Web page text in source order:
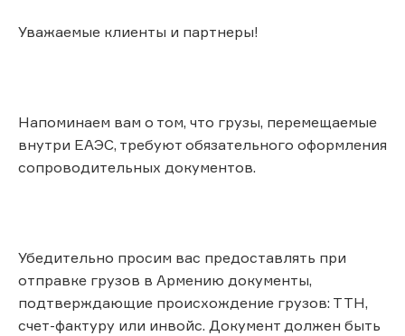
Уважаемые клиенты и партнеры!
Напоминаем вам о том, что грузы, перемещаемые
внутри ЕАЭС, требуют обязательного оформления
сопроводительных документов.
Убедительно просим вас предоставлять при
отправке грузов в Армению документы,
подтверждающие происхождение грузов: ТТН,
счет-фактуру или инвойс. Документ должен быть